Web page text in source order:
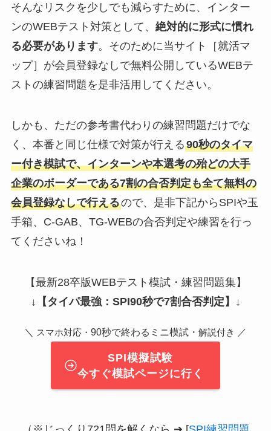
そんなリスクを少しでも減らすために、インター
ンのWEBテスト対策として、 絶対的に形式に慣れ
る必要があります。そのために当サイト［就活マ
ップ］が会員登録なしで無料公開しているWEBテ
ストの練習問題を是非活用してください。
しかも、ただの参考書代わりの練習問題だけでな
く、本番と同じ仕様で対策が行える90秒のタイマ
ー付き模試で、インターンや本選考の殆どの大手
企業のボーダーである7割の合否判定も全て無料の
会員登録なしで行えるので、是非下記からSPIや玉
手箱、C-GAB、TG-WEBの合否判定や練習を行っ
てくださいね！
【最新28卒版WEBテスト模試・練習問題集】
↓ 【タイパ最強：SPI90秒で7割合否判定】 ↓
＼ スマホ対応・ 90秒で終わるミニ模試・ 解説付き ／
SPI模擬試験
今すぐ模試ページに行く